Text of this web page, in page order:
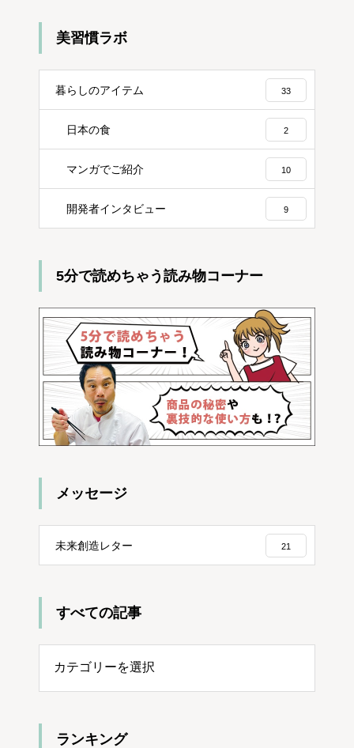
美習慣ラボ
暮らしのアイテム 33
日本の食 2
マンガでご紹介 10
開発者インタビュー 9
5分で読めちゃう読み物コーナー
メッセージ
未来創造レター 21
すべての記事
ランキング